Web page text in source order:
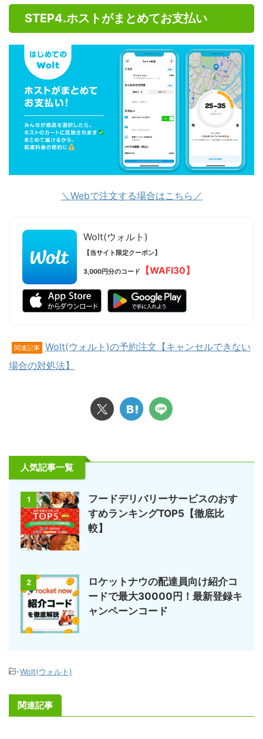
STEP4.ホストがまとめてお支払い
＼Webで注文する場合はこちら／
Wolt(ウォルト)
【当サイト限定クーポン】
3,000円分のコード 【WAFI30】
関連記事
Wolt(ウォルト)の予約注文【キャンセルできない
場合の対処法】
人気記事一覧
1
フードデリバリーサービスのおす
すめランキングTOP5【徹底比
較】
2
ロケットナウの配達員向け紹介コ
ードで最大30000円！最新登録キ
ャンペーンコード
-Wolt(ウォルト)
関連記事